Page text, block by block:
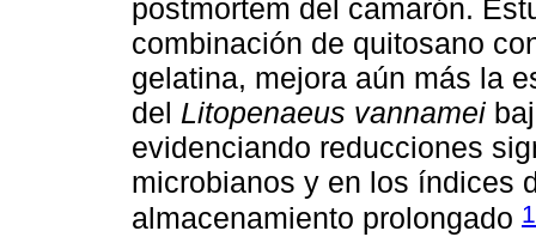
postmortem del camarón.
combinación de quitosano
gelatina, mejora aún más la
del Litopenaeus vannamei
evidenciando reducciones
microbianos y en los índices
almacenamiento prolongado